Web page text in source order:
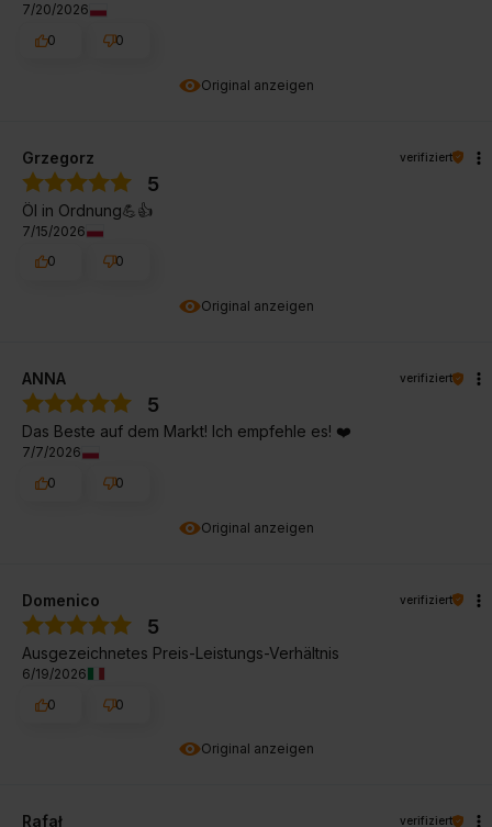
Original anzeigen
7/20/2026
0
0
Original anzeigen
Grzegorz verifiziert
5
Öl in Ordnung💪👍️
7/15/2026
0
0
Original anzeigen
ANNA verifiziert
5
Das Beste auf dem Markt! Ich empfehle es! ❤️
7/7/2026
0
0
Original anzeigen
Domenico verifiziert
5
Ausgezeichnetes Preis-Leistungs-Verhältnis
6/19/2026
0
0
Rafał verifiziert